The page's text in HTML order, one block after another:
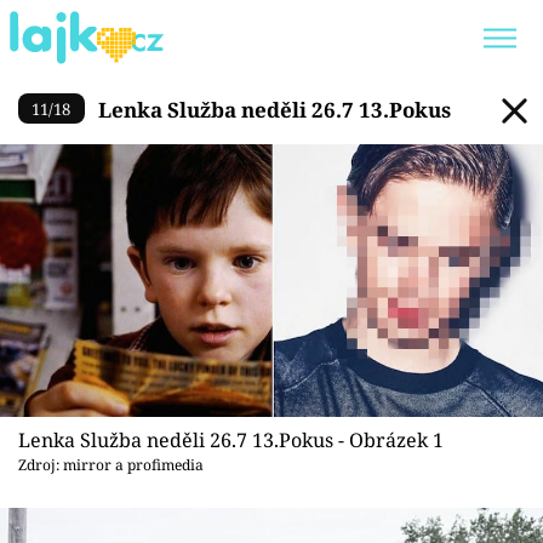
Trendy: KARLOS VÉMOLA
ONLYFANS
SHOPAHOLICADEL
CLASH OF THE STARS
Témata
Showbyznys
Youtubeři
Lenka Služba neděli 26.7
11/18 Lenka Služba neděli 26.7 13.Pokus
Lenka Služba neděli 26.7 13.Pokus - Obrázek 1
Zdroj: mirror a profimedia